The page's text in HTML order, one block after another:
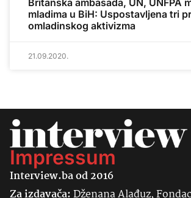
Britanska ambasada, UN, UNFPA
mladima u BiH: Uspostavljena tri
omladinskog aktivizma
21.09.2020.
Impressum
Interview.ba od 2016